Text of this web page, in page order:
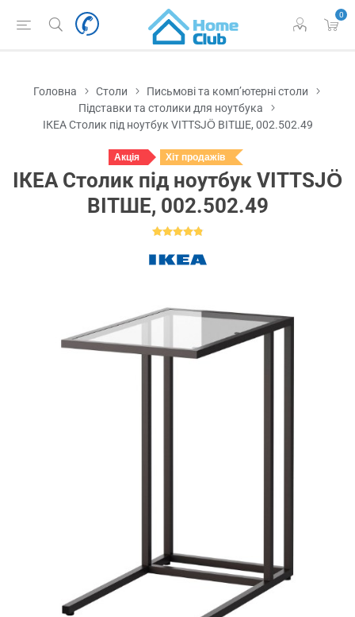
0
Головна Столи
Письмові та комп’ютерні столи
Підставки та столики для ноутбука
ІКЕА Столик під ноутбук VITTSJÖ ВІТШЕ, 002.502.49
Акція Хіт продажів
ІКЕА Столик під ноутбук VITTSJÖ
ВІТШЕ, 002.502.49